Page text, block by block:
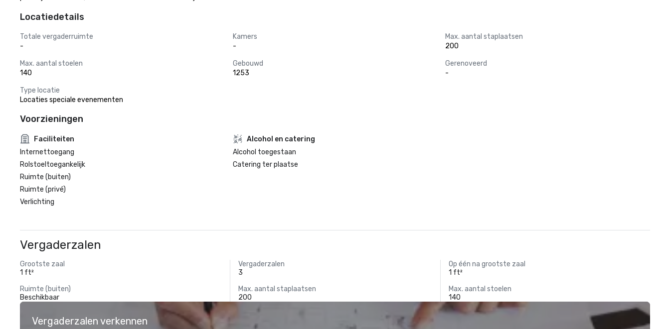
Locatiedetails
Totale vergaderruimte
-
Kamers
-
Max. aantal staplaatsen
200
Max. aantal stoelen
140
Gebouwd
1253
Gerenoveerd
-
Type locatie
Locaties speciale evenementen
Voorzieningen
Faciliteiten
Internettoegang
Rolstoeltoegankelijk
Ruimte (buiten)
Ruimte (privé)
Verlichting
Alcohol en catering
Alcohol toegestaan
Catering ter plaatse
Vergaderzalen
Grootste zaal
1 ft²
Vergaderzalen
3
Op één na grootste zaal
1 ft²
Ruimte (buiten)
Beschikbaar
Max. aantal staplaatsen
200
Max. aantal stoelen
140
Vergaderzalen verkennen